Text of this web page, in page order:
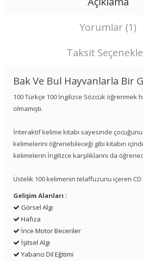
Yorumlar (1)
Taksit
Bak Ve Bul Hayvanlarla Bir
100 Türkçe 100 İngilizce Sözcük öğrenmek
olmamıştı.
İnteraktif kelime kitabı sayesinde
kelimelerini öğrenebileceği gibi kitabın
kelimelerin İngilizce karşılıklarını da
Üstelik 100 kelimenin telaffuzunu içeren CD
Gelişim Alanları :
Görsel Algı
Hafıza
İnce Motor Beceriler
İşitsel Algı
Yabancı Dil Eğitimi